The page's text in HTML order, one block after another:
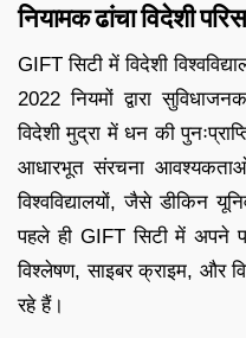
नियामक ढांचा विदेशी
GIFT सिटी में विदेशी
2022 नियमों द्वारा
विदेशी मुद्रा में धन की
आधारभूत संरचना
विश्वविद्यालयों, जैसे डीकिन
पहले ही GIFT सिटी में अपने
विश्लेषण, साइबर क्राइम, और
रहे हैं।